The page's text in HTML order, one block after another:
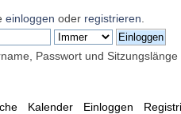
einloggen oder registrieren
Passwort und Sitzungslänge
Kalender Einloggen